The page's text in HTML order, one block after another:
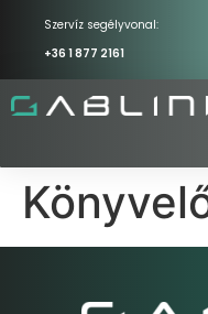
Szervíz segélyvonal:
+36 1 877 2161